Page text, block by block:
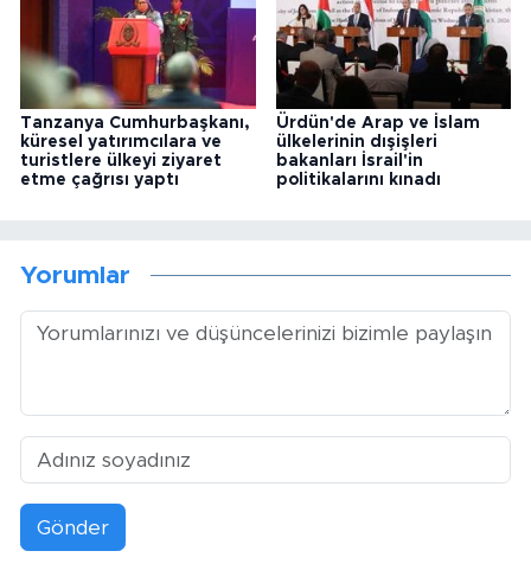
Tanzanya Cumhurbaşkanı,
küresel yatırımcılara ve
turistlere ülkeyi ziyaret
etme çağrısı yaptı
Ürdün'de Arap ve İslam
ülkelerinin dışişleri
bakanları İsrail'in
politikalarını kınadı
Yorumlar
Gönder